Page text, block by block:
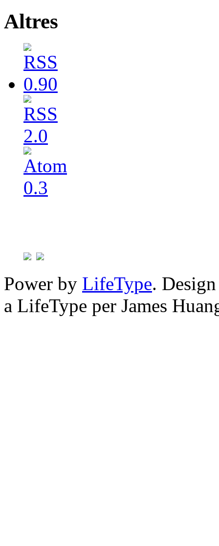
Altres
Power by LifeType.
a LifeType per James